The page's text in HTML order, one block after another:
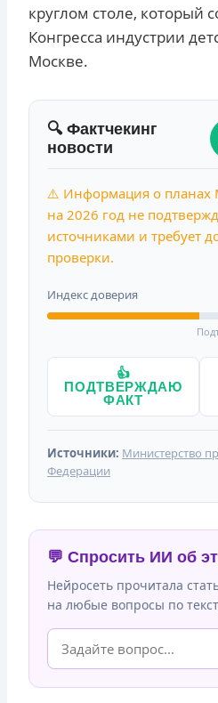
круглом столе, который
Конгресса индустрии
Москве.
🔍 Фактчекинг
новости
⚠️ Информация о
на 2026 год не
источниками и требует
проверки.
Индекс доверия
👍
ПОДТВЕРЖДАЮ
ФАКТ
Источники: Министерство
Федерации
💬 Спросить ИИ об
Нейросеть прочитала
на любые вопросы по